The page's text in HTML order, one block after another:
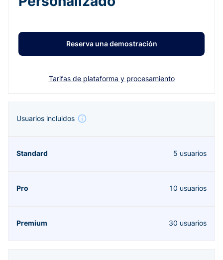
Reserva una demostración
Tarifas de plataforma y procesamiento
Usuarios incluidos
5 usuarios
10 usuarios
30 usuarios